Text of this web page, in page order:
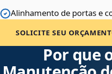
Alinhamento de portas e
SOLICITE SEU
Por que